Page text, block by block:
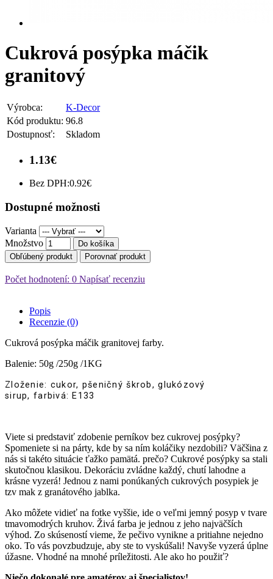
Cukrová posýpka máčik
granitový
Výrobca:
K-Decor
Kód produktu: 96.8
Dostupnosť:
Skladom
1.13€
Bez DPH:0.92€
Dostupné možnosti
Varianta
Množstvo
Do košíka
Obľúbený produkt
Porovnať produkt
Počet hodnotení: 0 Napísať recenziu
Popis
Recenzie (0)
Cukrová posýpka máčik granitovej farby.
Balenie: 50g /250g /1KG
Zloženie: cukor, pšeničný škrob, glukózový
sirup, farbivá: E133
Viete si predstaviť zdobenie perníkov bez cukrovej posýpky?
Spomeniete si na párty, kde by sa ním koláčiky nezdobili? Väčšina z
nás si takéto situácie ťažko pamätá. prečo? Cukrové posýpky sa stali
skutočnou klasikou. Dekoráciu zvládne každý, chutí lahodne a
krásne vyzerá! Jednou z nami ponúkaných cukrových posypiek je
tzv mak z granátového jablka.
Ako môžete vidieť na fotke vyššie, ide o veľmi jemný posyp v tvare
tmavomodrých kruhov. Živá farba je jednou z jeho najväčších
výhod. Zo skúseností vieme, že pečivo vynikne a pritiahne nejedno
oko. To vás povzbudzuje, aby ste to vyskúšali! Navyše vyzerá úplne
úžasne. Vhodné na mnohé príležitosti. Ale ako ho použiť?